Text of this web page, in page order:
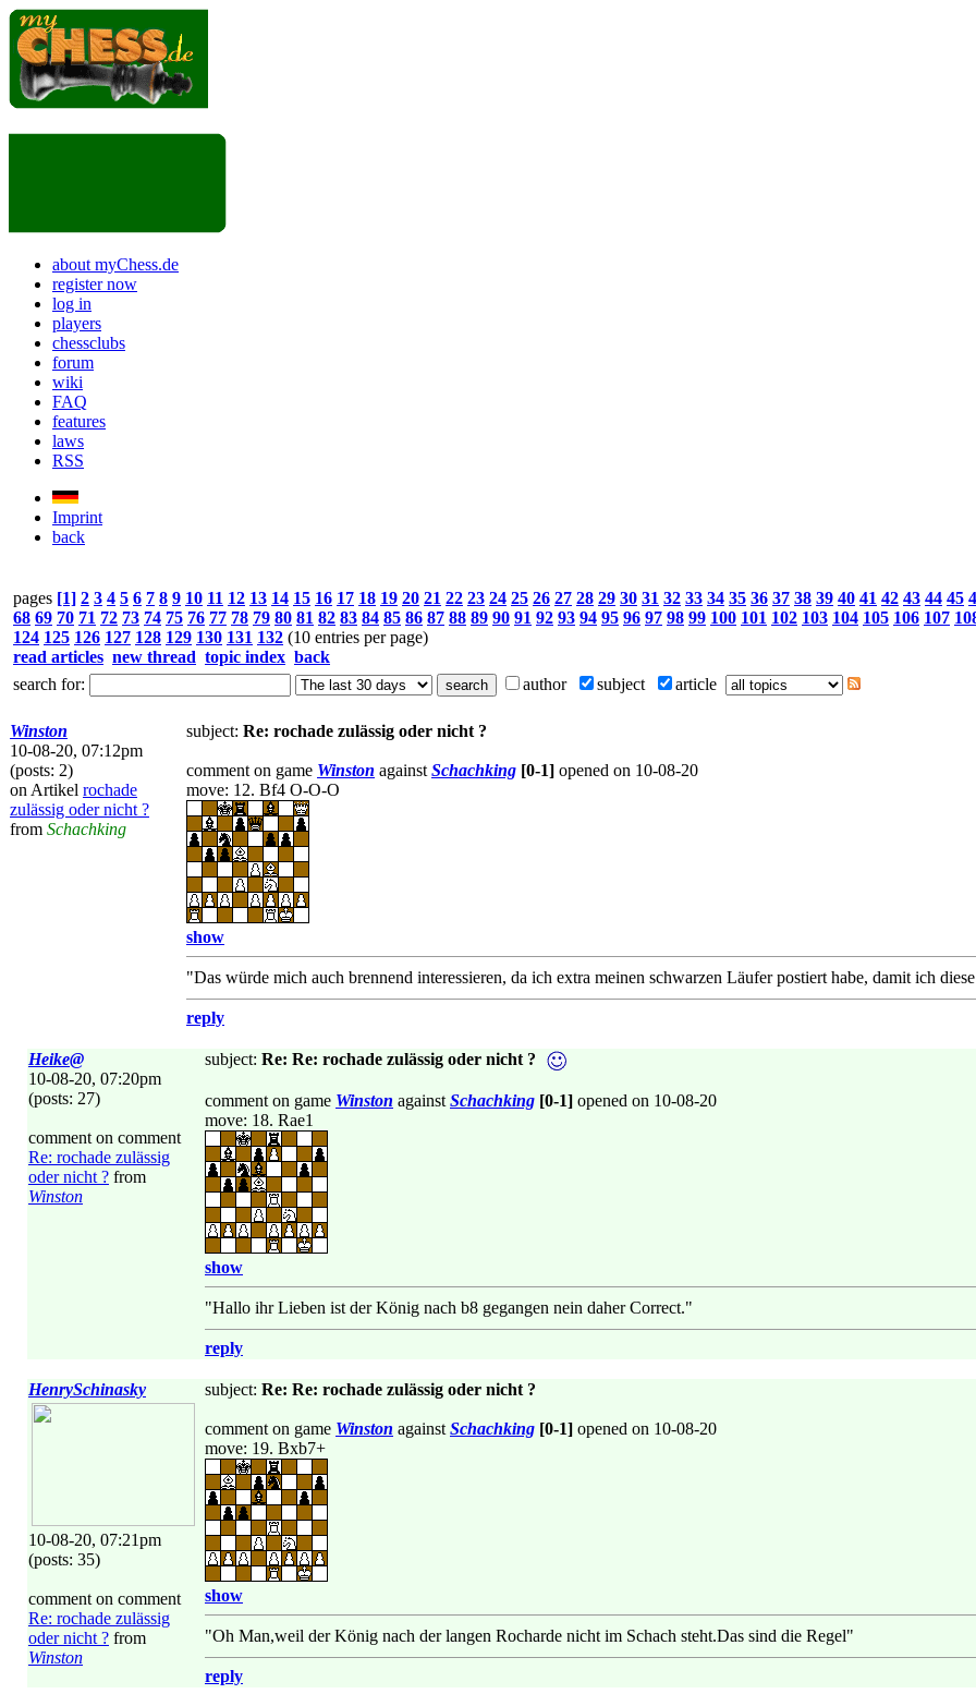
about myChess.de
register now
log in
players
chessclubs
forum
wiki
FAQ
features
laws
RSS
Imprint
back
pages [1] 2 3 4 5 6 7 8 9 10 11 12 13 14 15 16 17 18 19 20 21 22 23 24 25 26 27 28 29 30 31 32 33 34 35 36 37 38 39 40 41 42 43 44 45
68 69 70 71 72 73 74 75 76 77 78 79 80 81 82 83 84 85 86 87 88 89 90 91 92 93 94 95 96 97 98 99 100 101 102 103 104 105 106 107
124 125 126 127 128 129 130 131 132 (10 entries per page)
read articles new thread topic index back
search for:
author subject article
Winston
10-08-20, 07:12pm
(posts: 2)
on Artikel rochade
zulässig oder nicht ?
from Schachking
subject: Re: rochade zulässig oder nicht ?
comment on game Winston against Schachking [0-1] opened on 10-08-20
move: 12. Bf4 O-O-O
show
"Das würde mich auch brennend interessieren, da ich extra meinen schwarzen Läufer postiert habe, damit ich
reply
Heike@
10-08-20, 07:20pm
(posts: 27)
comment on comment
Re: rochade zulässig
oder nicht ? from
Winston
subject: Re: Re: rochade zulässig oder nicht ?
comment on game Winston against Schachking [0-1] opened on 10-08-20
move: 18. Rae1
show
"Hallo ihr Lieben ist der König nach b8 gegangen nein daher Correct."
reply
HenrySchinasky
10-08-20, 07:21pm
(posts: 35)
comment on comment
Re: rochade zulässig
oder nicht ? from
Winston
subject: Re: Re: rochade zulässig oder nicht ?
comment on game Winston against Schachking [0-1] opened on 10-08-20
move: 19. Bxb7+
show
"Oh Man,weil der König nach der langen Rocharde nicht im Schach steht.Das sind die Regel"
reply